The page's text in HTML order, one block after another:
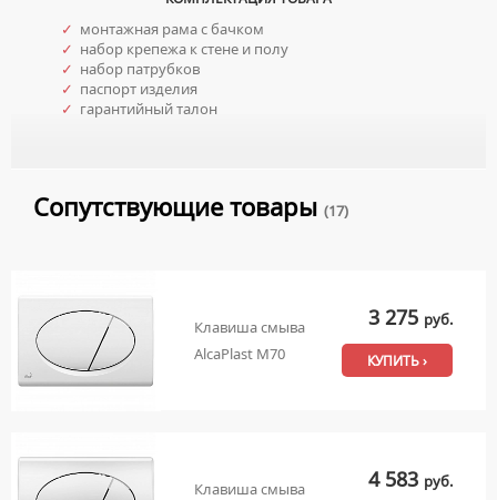
✓ монтажная рама с бачком
✓ набор крепежа к стене и полу
✓ набор патрубков
✓ паспорт изделия
✓ гарантийный талон
Сопутствующие товары (17)
Клавиша смыва
AlcaPlast M70
3 275 руб.
КУПИТЬ ›
Клавиша смыва
4 583 руб.